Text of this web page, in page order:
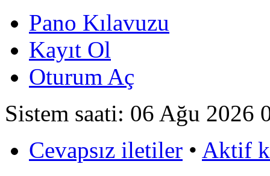
Pano Kılavuzu
Kayıt Ol
Oturum Aç
Sistem saati: 06 Ağu 2026
Cevapsız iletiler • Aktif